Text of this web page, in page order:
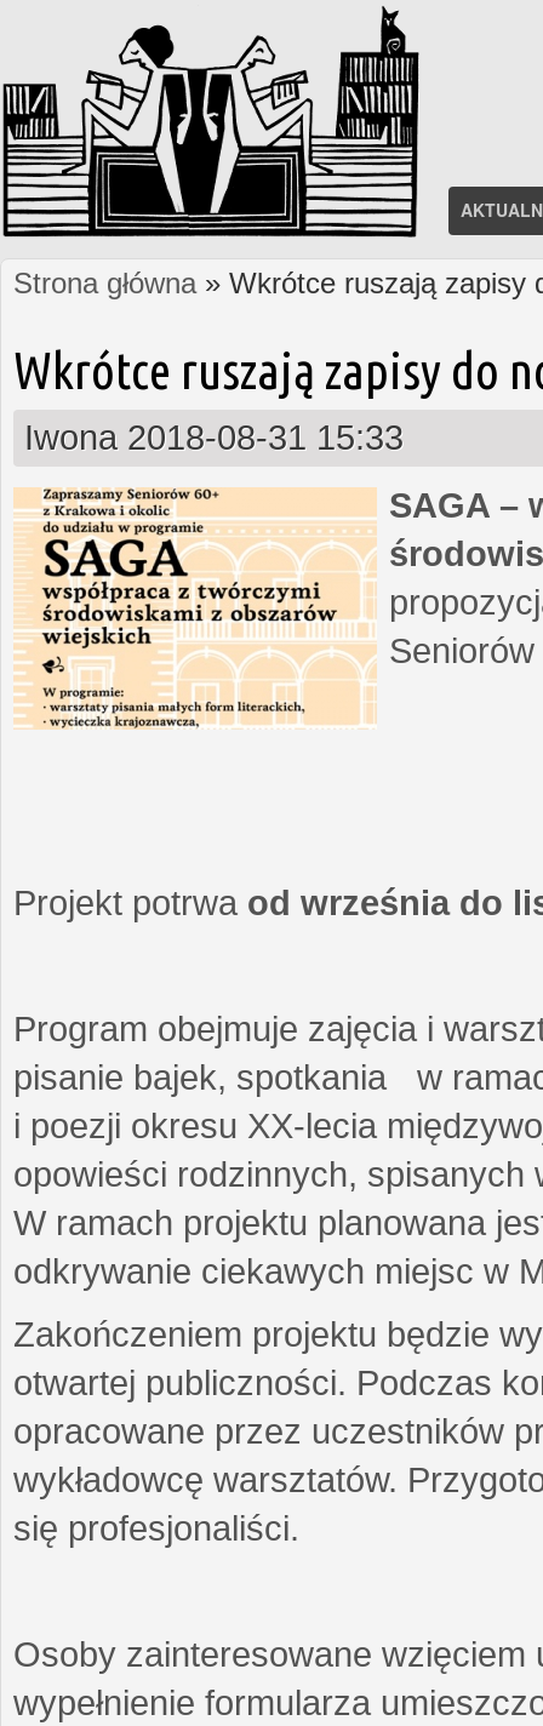
Jesteś tutaj
Strona główna» Wkrótce ruszają zapisy
Wkrótce ruszają zapisy do
Iwona 2018-08-31 15:33
SAGA –
Projekt potrwa od września do
Program obejmuje zajęcia i
pisanie bajek, spotkania w
i poezji okresu XX-lecia
opowieści rodzinnych,
W ramach projektu planowana
odkrywanie ciekawych miejsc w
Zakończeniem projektu będzie
otwartej publiczności. Podczas
opracowane przez uczestników
wykładowcę warsztatów.
się profesjonaliści.
Osoby zainteresowane wzięciem
wypełnienie formularza